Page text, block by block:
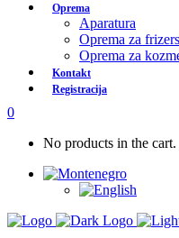
Oprema
Aparatura
Oprema za
Oprema za
Kontakt
Registracija
0
No products in the cart.